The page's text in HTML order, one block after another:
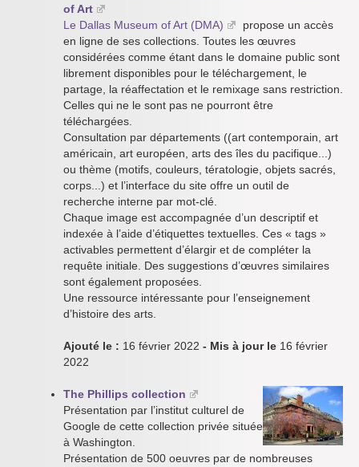
of Art
Le Dallas Museum of Art (DMA)
propose un accès
en ligne de ses collections. Toutes les œuvres
considérées comme étant dans le domaine public sont
librement disponibles pour le téléchargement, le
partage, la réaffectation et le remixage sans restriction.
Celles qui ne le sont pas ne pourront être
téléchargées.
Consultation par départements ((art contemporain, art
américain, art européen, arts des îles du pacifique...)
ou thème (motifs, couleurs, tératologie, objets sacrés,
corps...) et l’interface du site offre un outil de
recherche interne par mot-clé.
Chaque image est accompagnée d’un descriptif et
indexée à l’aide d’étiquettes textuelles. Ces « tags »
activables permettent d’élargir et de compléter la
requête initiale. Des suggestions d’œuvres similaires
sont également proposées.
Une ressource intéressante pour l’enseignement
d’histoire des arts.
Ajouté le : 16 février 2022 - Mis à jour le 16 février
2022
The Phillips collection
Présentation par l’institut culturel de
Google de cette collection privée située
à Washington.
Présentation de 500 oeuvres par de nombreuses